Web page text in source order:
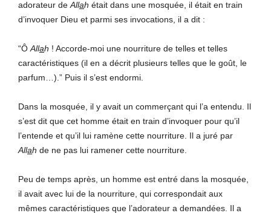
adorateur de Allah était dans une mosquée, il était en train
d’invoquer Dieu et parmi ses invocations, il a dit :
“Ô Allah ! Accorde-moi une nourriture de telles et telles
caractéristiques (il en a décrit plusieurs telles que le goût, le
parfum…).” Puis il s’est endormi.
Dans la mosquée, il y avait un commerçant qui l’a entendu. Il
s’est dit que cet homme était en train d’invoquer pour qu’il
l’entende et qu’il lui ramène cette nourriture. Il a juré par
Allah de ne pas lui ramener cette nourriture.
Peu de temps après, un homme est entré dans la mosquée,
il avait avec lui de la nourriture, qui correspondait aux
mêmes caractéristiques que l’adorateur a demandées. Il a